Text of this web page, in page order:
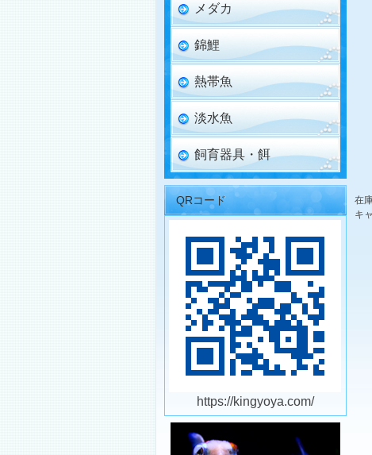
在
キ
メダカ
錦鯉
熱帯魚
淡水魚
飼育器具・餌
QRコード
https://kingyoya.com/